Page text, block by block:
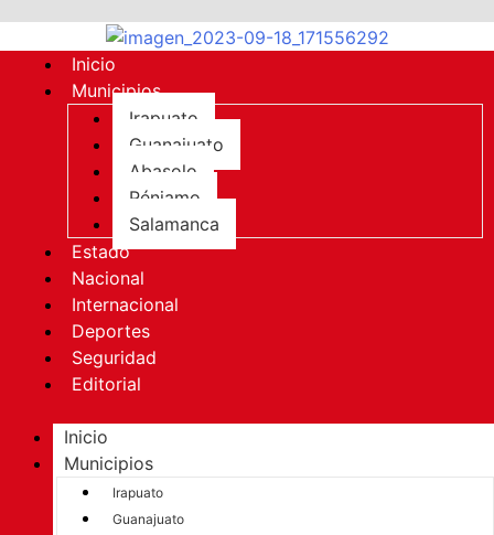
Inicio
Municipios
Irapuato
Guanajuato
Abasolo
Pénjamo
Salamanca
Estado
Nacional
Internacional
Deportes
Seguridad
Editorial
Inicio
Municipios
Irapuato
Guanajuato